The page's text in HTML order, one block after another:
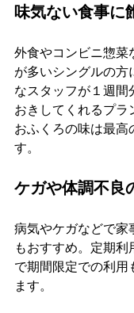
味気ない食事に
外食やコンビニ惣菜
が多いシングルの方
なスタッフが１週間
おきしてくれるプラ
おふくろの味は最高
す。
ケガや体調不良
病気やケガなどで家
もおすすめ。定期利
で期間限定での利用
ます。